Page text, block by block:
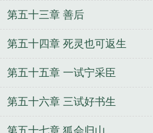
第五十三章 善后
第五十四章 死灵也可返生
第五十五章 一试宁采臣
第五十六章 三试好书生